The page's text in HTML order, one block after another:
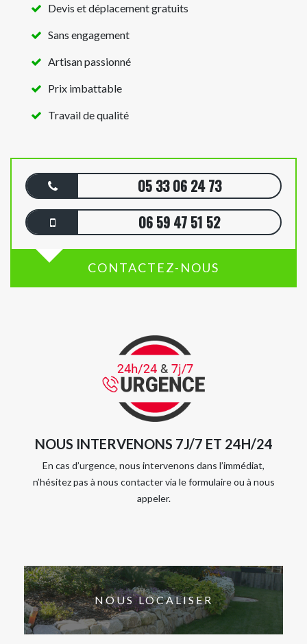
Devis et déplacement gratuits
Sans engagement
Artisan passionné
Prix imbattable
Travail de qualité
05 33 06 24 73
06 59 47 51 52
CONTACTEZ-NOUS
NOUS INTERVENONS 7J/7 ET 24H/24
En cas d’urgence, nous intervenons dans l’immédiat,
n’hésitez pas à nous contacter via le formulaire ou à nous
appeler.
NOUS LOCALISER